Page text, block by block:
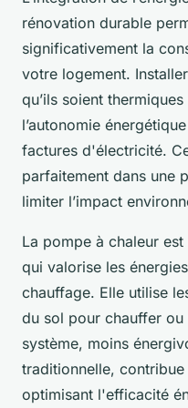
rénovation durable
significativement la
votre logement.
qu’ils soient
l’autonomie
factures d'électricité.
parfaitement dans une
limiter l’impact
La pompe à chaleur
qui valorise les
chauffage. Elle utilise
du sol pour chauffer
système, moins
traditionnelle,
optimisant l'efficacité